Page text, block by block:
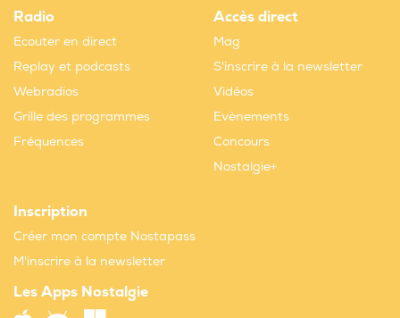
Radio
Ecouter en direct
Replay et podcasts
Webradios
Grille des programmes
Fréquences
Accès direct
Mag
S'inscrire à la newsletter
Vidéos
Evènements
Concours
Nostalgie+
Inscription
Créer mon compte Nostapass
M'inscrire à la newsletter
Les Apps Nostalgie